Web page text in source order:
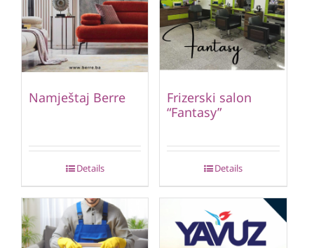
Namještaj Berre
Details
Frizerski salon
“Fantasy”
Details